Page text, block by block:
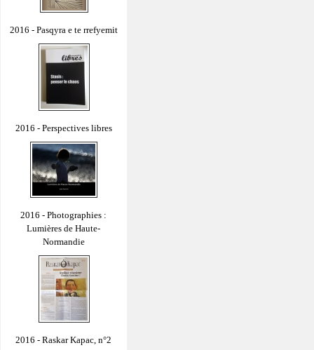
2016 - Pasqyra e te rrefyemit
2016 - Perspectives libres
2016 - Photographies :
Lumières de Haute-
Normandie
2016 - Raskar Kapac, n°2